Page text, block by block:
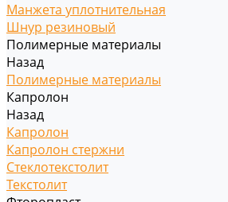
Манжета уплотнительная
Шнур резиновый
Полимерные материалы
Назад
Полимерные материалы
Капролон
Назад
Капролон
Капролон стержни
Стеклотекстолит
Текстолит